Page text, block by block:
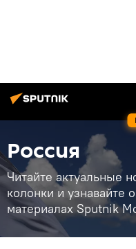
Россия
Читайте актуальные
колонки и узнавайте
материалах Sputnik